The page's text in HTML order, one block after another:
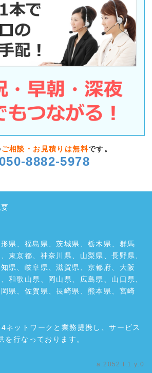
ご相談・お見積りは無料です。
050-8882-5978
県、福島県、茨城県、栃木県、群馬
東京都、神奈川県、山梨県、長野県、
県、岐阜県、滋賀県、京都府、大阪
和歌山県、岡山県、広島県、山口県、
県、佐賀県、長崎県、熊本県、宮崎
ネットワークと業務提携し、サービス
を行なっております。
a:2052 t:1 y:0